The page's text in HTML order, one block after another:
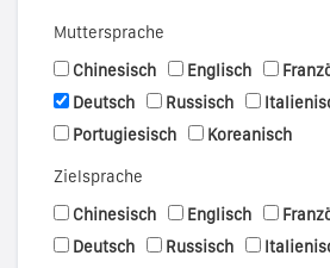
Muttersprache
Chinesisch
Englisch
Deutsch
Russisch
Portugiesisch
Koreanisch
Zielsprache
Chinesisch
Englisch
Deutsch
Russisch